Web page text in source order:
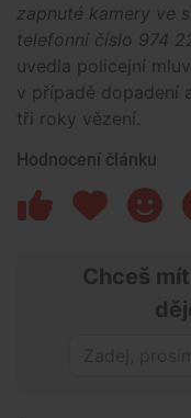
zapnuté kamery ve
telefonní číslo 974
uvedla policejní
v případě dopadení
tři roky vězení.
Hodnocení článku
Chceš